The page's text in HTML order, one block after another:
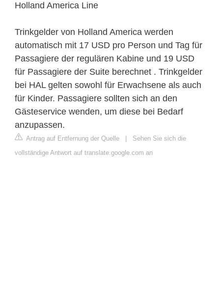
Holland America Line
Trinkgelder von Holland America werden
automatisch mit 17 USD pro Person und Tag für
Passagiere der regulären Kabine und 19 USD
für Passagiere der Suite berechnet . Trinkgelder
bei HAL gelten sowohl für Erwachsene als auch
für Kinder. Passagiere sollten sich an den
Gästeservice wenden, um diese bei Bedarf
anzupassen.
Antrag auf Entfernung der Quelle
Sehen Sie sich die
vollständige Antwort auf translate.google.com an